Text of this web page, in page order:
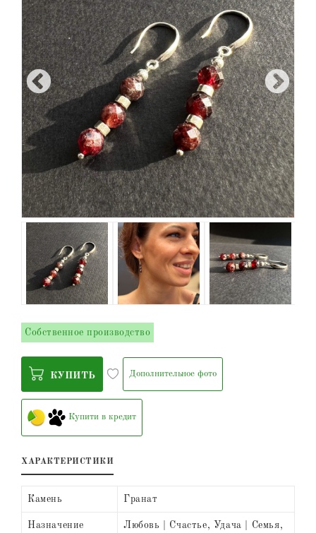
Собственное производство
КУПИТЬ Дополнительное фото
Купити в кредит
ХАРАКТЕРИСТИКИ
Камень Гранат
Назначение
Любовь | Счастье, Удача | Семья,